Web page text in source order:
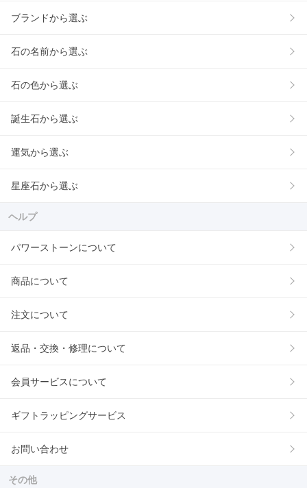
ブランドから選ぶ
石の名前から選ぶ
石の色から選ぶ
誕生石から選ぶ
運気から選ぶ
星座石から選ぶ
ヘルプ
パワーストーンについて
商品について
注文について
返品・交換・修理について
会員サービスについて
ギフトラッピングサービス
お問い合わせ
その他